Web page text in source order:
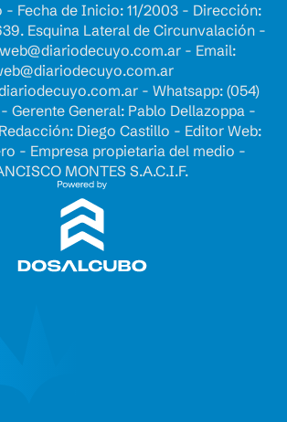
- Fecha de Inicio: 11/2003 - Dirección:
Esquina Lateral de Circunvalación -
web@diariodecuyo.com.ar- Email:
- Whatsapp: (054)
Gerente General: Pablo Dellazoppa -
Diego Castillo - Editor Web:
- Empresa propietaria del medio -
MONTES S.A.C.I.F.